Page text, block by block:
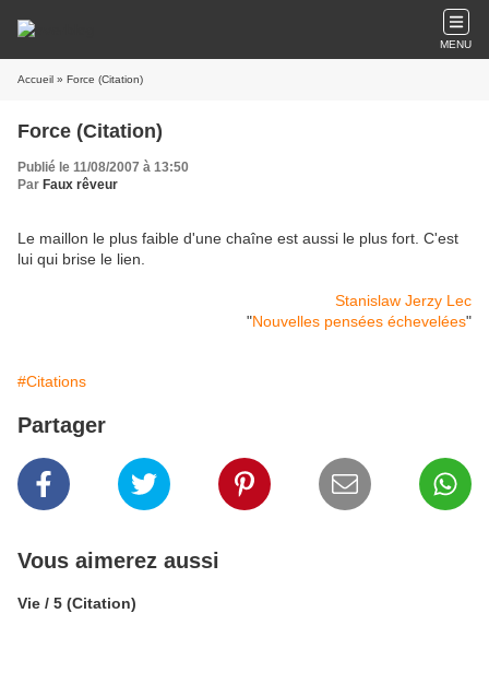
MENU
Accueil » Force (Citation)
Force (Citation)
Publié le 11/08/2007 à 13:50
Par Faux rêveur
Le maillon le plus faible d'une chaîne est aussi le plus fort C'est
lui qui brise le lien
Stanislaw Jerzy Lec
"Nouvelles pensées échevelées"
#Citations
Partager
Vous aimerez aussi
Vie / 5 (Citation)